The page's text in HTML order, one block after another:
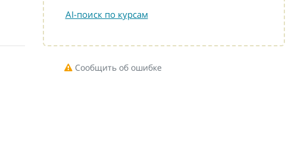
AI-поиск по курсам
Сообщить об ошибке